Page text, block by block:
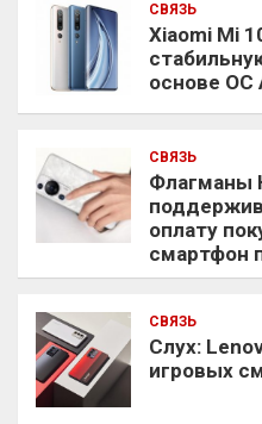
СВЯЗЬ
Xiaomi Mi
основе ОС
СВЯЗЬ
Флагманы
оплату
смартфон
СВЯЗЬ
Слух:
игровых